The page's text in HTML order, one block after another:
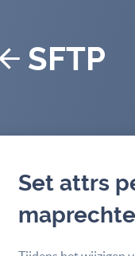
SFTP
Set attrs